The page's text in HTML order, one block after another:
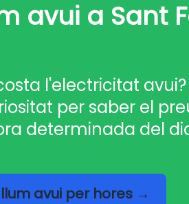
avui a Sant
l'electricitat avui?
per saber el
determinada del
avui per hores →